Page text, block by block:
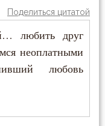
Поделиться цитатой
любить друг
неоплатными
любовь